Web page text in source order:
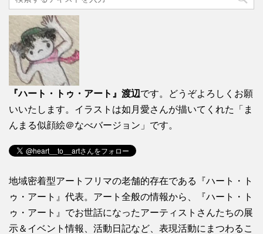
『ハート・トゥ・アート』渡辺です。どうぞよろしくお願
いいたします。イラストは如月愛さんが描いてくれた「ま
んまる似顔絵＠なべバージョン」です。
地域密着型アートフリマの老舗的存在である『ハート・ト
ゥ・アート』代表。アート全般の情報から、『ハート・ト
ゥ・アート』でお世話になったアーティストさんたちの展
示＆イベント情報、活動日記など、表現活動にまつわるこ